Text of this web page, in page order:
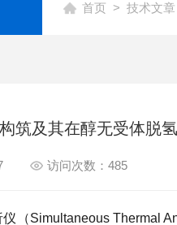
首页 > 技术文章
筑及其在醇无受体脱
访问次数：485
（Simultaneous Thermal